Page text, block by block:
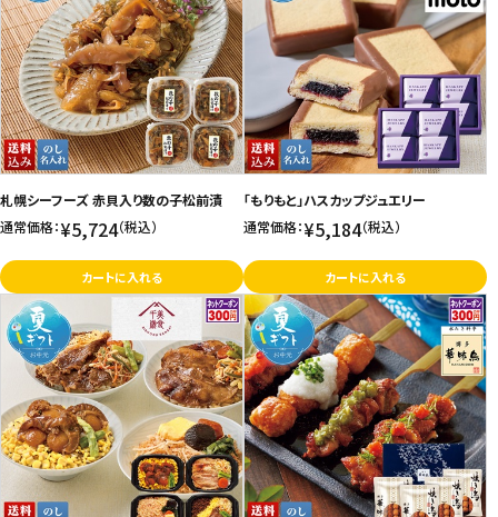
札幌シーフーズ 赤貝入り数の子松前漬
通常価格：¥5,724（税込）
カートに入れる
「もりもと」ハスカップジュエリー
通常価格：¥5,184（税込）
カートに入れる